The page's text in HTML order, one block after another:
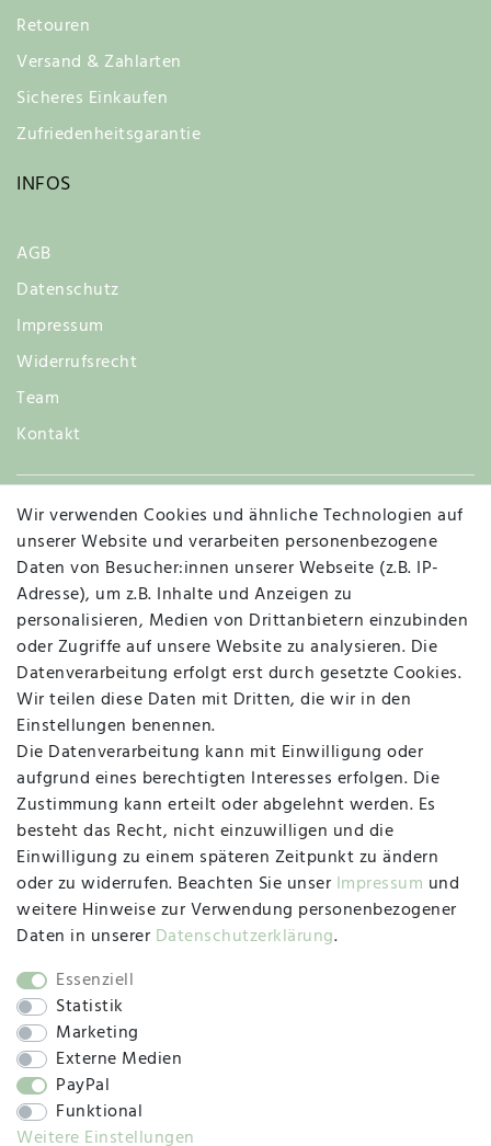
Retouren
Versand & Zahlarten
Sicheres Einkaufen
Zufriedenheitsgarantie
INFOS
AGB
Datenschutz
Impressum
Widerrufsrecht
Team
Kontakt
Widerruf
Vertrag widerrufen Kontakt
MAPALI VOR ORT
Herzogstraße 10
47533 Kleve
Montag, Dienstag, Donnerstag, Freitag
09:00 Uhr bis 13:00 Uhr
Mittwoch
09:00 Uhr bis 12:00 Uhr
SOCIAL
Wir verwenden Cookies und ähnliche Technologien auf
unserer Website und verarbeiten personenbezogene
Daten von Besucher:innen unserer Webseite (z.B. IP-
Adresse), um z.B. Inhalte und Anzeigen zu
personalisieren, Medien von Drittanbietern einzubinden
oder Zugriffe auf unsere Website zu analysieren. Die
Datenverarbeitung erfolgt erst durch gesetzte Cookies.
Wir teilen diese Daten mit Dritten, die wir in den
Einstellungen benennen.
Die Datenverarbeitung kann mit Einwilligung oder
aufgrund eines berechtigten Interesses erfolgen. Die
Zustimmung kann erteilt oder abgelehnt werden. Es
besteht das Recht, nicht einzuwilligen und die
Einwilligung zu einem späteren Zeitpunkt zu ändern
oder zu widerrufen. Beachten Sie unser Impressum und
weitere Hinweise zur Verwendung personenbezogener
Daten in unserer Daten­schutz­erklärung.
Essenziell
Statistik
Marketing
Externe Medien
PayPal
Funktional
Weitere Einstellungen